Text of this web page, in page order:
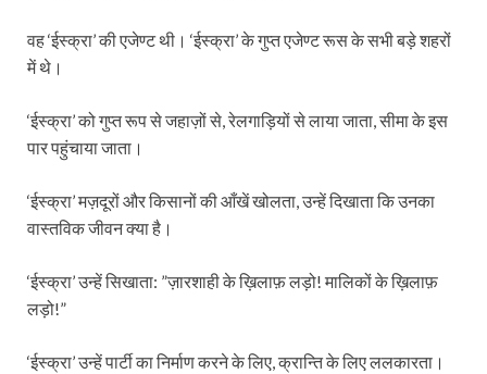
वह ‘ईस्क्रा’ की एजेण्ट थी। ‘ईस्क्रा’ के गुप्त एजेण्ट रूस के सभी बड़े शहरों
में थे।
‘ईस्क्रा’ को गुप्त रूप से जहाज़ों से, रेलगाड़ियों से लाया जाता, सीमा के इस
पार पहुंचाया जाता।
‘ईस्क्रा’ मज़दूरों और किसानों की आँखें खोलता, उन्हें दिखाता कि उनका
वास्तविक जीवन क्या है।
‘ईस्क्रा’ उन्हें सिखाता: ”ज़ारशाही के ख़ि‍लाफ़ लड़ो! मालिकों के ख़ि‍लाफ़
लड़ो!”
‘ईस्क्रा’ उन्हें पार्टी का निर्माण करने के लिए, क्रान्ति के लिए ललकारता।